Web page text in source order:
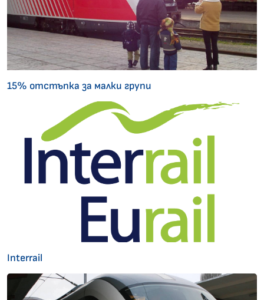
15% отстъпка за малки групи
Interrail